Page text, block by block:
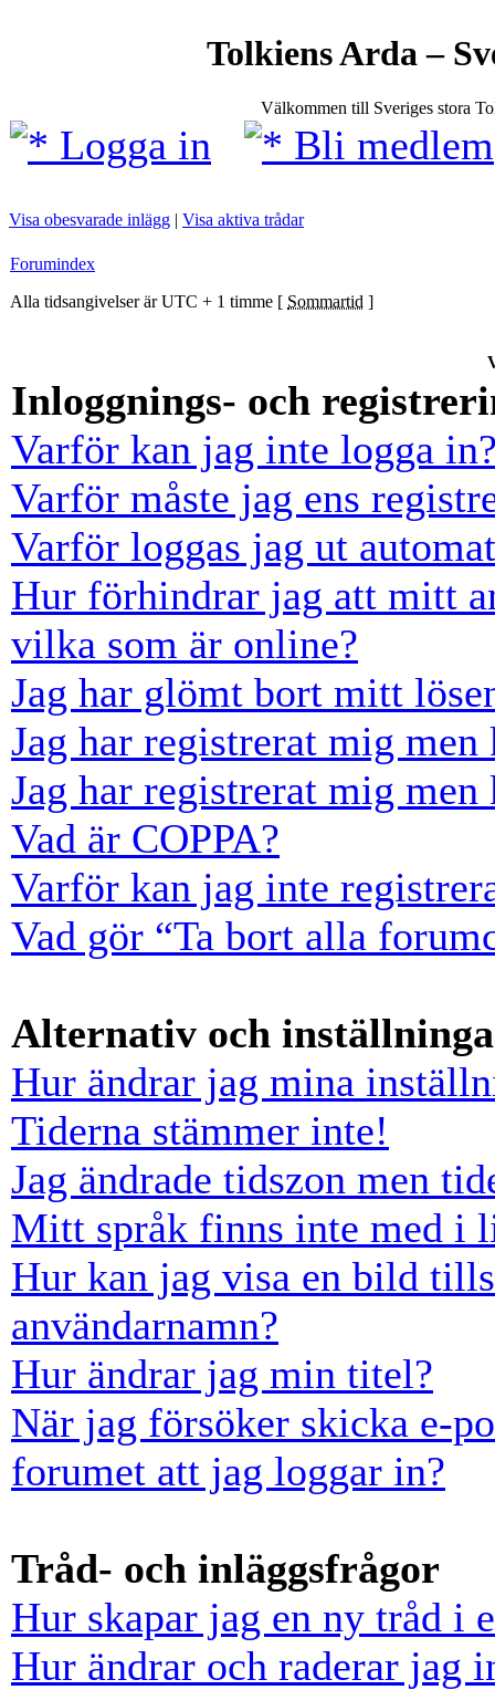
Tolkiens Arda –
Välkommen till Sveriges stora
Logga in Bli medlem
Visa obesvarade inlägg | Visa aktiva trådar
Forumindex
Alla tidsangivelser är UTC + 1 timme [ Sommartid ]
Inloggnings- och
Varför kan jag inte logga
Varför måste jag ens
Varför loggas jag ut
Hur förhindrar jag att mitt
vilka som är online?
Jag har glömt bort mitt
Jag har registrerat mig
Jag har registrerat mig
Vad är COPPA?
Varför kan jag inte
Vad gör “Ta bort alla
Alternativ och
Hur ändrar jag mina
Tiderna stämmer inte!
Jag ändrade tidszon men
Mitt språk finns inte med i
Hur kan jag visa en bild
användarnamn?
Hur ändrar jag min titel?
När jag försöker skicka e-
forumet att jag loggar in?
Tråd- och inläggsfrågor
Hur skapar jag en ny tråd i
Hur ändrar och raderar jag